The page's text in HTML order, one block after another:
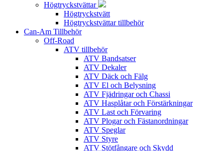
Högtryckstvättar
Högtryckstvätt
Högtryckstvättar tillbehör
Can-Am Tillbehör
Off-Road
ATV tillbehör
ATV Bandsatser
ATV Dekaler
ATV Däck och Fälg
ATV El och Belysning
ATV Fjädringar och Chassi
ATV Hasplåtar och Förstärkningar
ATV Last och Förvaring
ATV Plogar och Fästanordningar
ATV Speglar
ATV Styre
ATV Stötfångare och Skydd